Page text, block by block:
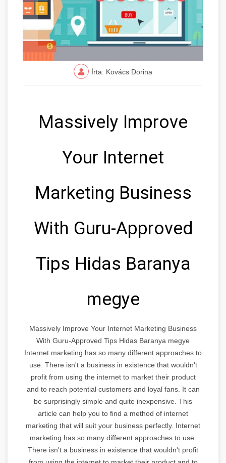
Írta: Kovács Dorina
Massively Improve
Your Internet
Marketing Business
With Guru-Approved
Tips Hidas Baranya
megye
Massively Improve Your Internet Marketing Business
With Guru-Approved Tips Hidas Baranya megye
Internet marketing has so many different approaches to
use. There isn't a business in existence that wouldn't
profit from using the internet to market their product
and to reach potential customers and loyal fans. It can
be surprisingly simple and quite inexpensive. This
article can help you to find a method of internet
marketing that will suit your business perfectly. Internet
marketing has so many different approaches to use.
There isn't a business in existence that wouldn't profit